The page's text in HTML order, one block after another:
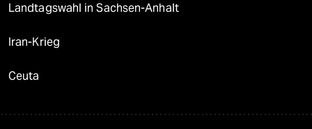
Landtagswahl in Sachsen-Anhalt
Iran-Krieg
Ceuta